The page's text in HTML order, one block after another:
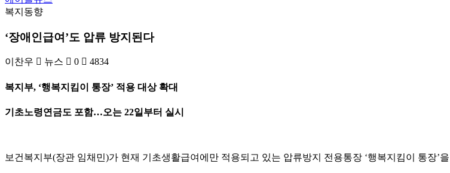
복지동향
‘장애인급여’도 압류 방지된다
이찬우 뉴스 0 4834
복지부, ‘행복지킴이 통장’ 적용 대상 확대
기초노령연금도 포함…오는 22일부터 실시
보건복지부(장관 임채민)가 현재 기초생활급여에만 적용되고 있는 압류방지 전용통장 ‘행복지킴이 통장